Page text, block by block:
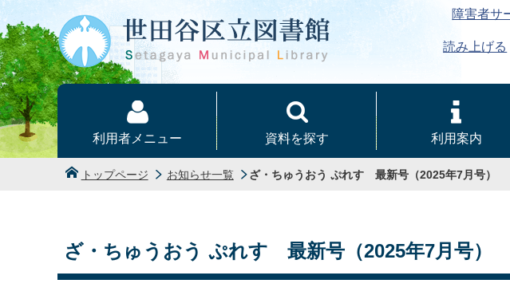
本文へ
障害者サ
読み上げる
利用者メニュー 資料を探す 利用案内
トップページ お知らせ一覧 ざ・ちゅうおう ぷれす 最新号（2025年7月号）
ざ・ちゅうおう ぷれす 最新号（2025年7月号）